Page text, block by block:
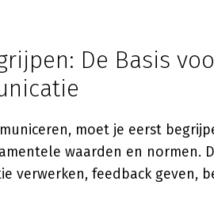
De Basis
moet je eerst
waarden en normen.
verwerken, feedback geven,